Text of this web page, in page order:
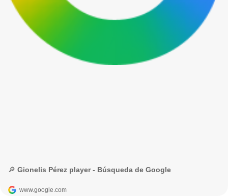
🔎 Gionelis Pérez player - Búsqueda de Google
www.google.com